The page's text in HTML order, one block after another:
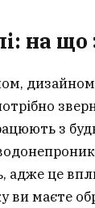
на
з
адже це
маєте